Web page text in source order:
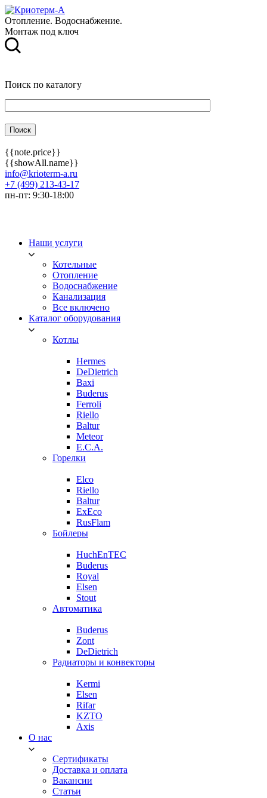
Отопление. Водоснабжение.
Монтаж под ключ
Поиск по каталогу
{{note.price}}
{{showAll.name}}
info@krioterm-a.ru
+7 (499) 213-43-17
пн-пт: 9:30-18:00
Наши услуги
Котельные
Отопление
Водоснабжение
Канализация
Все включено
Каталог оборудования
Котлы
Hermes
DeDietrich
Baxi
Buderus
Ferroli
Riello
Baltur
Meteor
E.C.A.
Горелки
Elco
Riello
Baltur
ExEco
RusFlam
Бойлеры
HuchEnTEC
Buderus
Royal
Elsen
Stout
Автоматика
Buderus
Zont
DeDietrich
Радиаторы и конвекторы
Kermi
Elsen
Rifar
KZTO
Axis
О нас
Сертификаты
Доставка и оплата
Вакансии
Статьи